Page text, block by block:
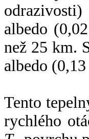
albedo
než 25 km.
albedo
Tento
rychlého